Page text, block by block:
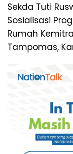
Sekda Tuti
Sosialisasi
Rumah
Tampomas,